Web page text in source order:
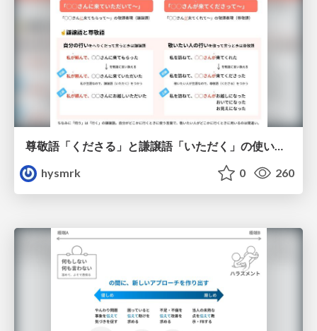
hysmrk
0 260